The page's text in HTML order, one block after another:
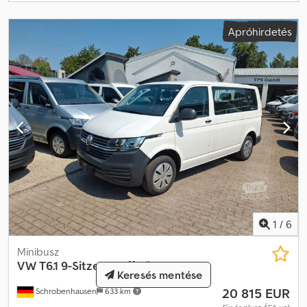
Apróhirdetés
1 / 6
Schrobenhausen 633 km
Minibusz
VWT6.1 9-Sitzer-Stoff Klima
20 815 EUR
Keresés mentése